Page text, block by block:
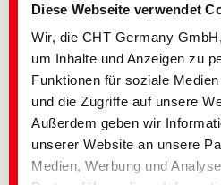
Diese Webseite verwendet
Wir, die CHT Germany
um Inhalte und Anzeigen zu
Funktionen für soziale
und die Zugriffe auf unsere
Außerdem geben wir
unserer Website an unsere
Medien, Werbung und
Land *
Telefon *